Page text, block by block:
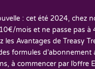
: cet été 2024, chez
mois et ne passe pas à
les Avantages de Treasy
formules d’abonnement
à commencer par l’offre